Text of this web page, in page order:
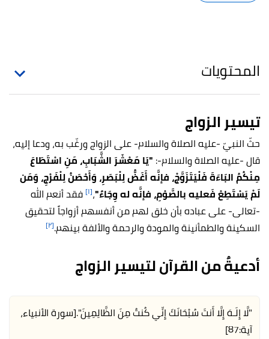
المحتويات
تيسير الزواج
حثّ النبيّ -عليه الصلاة والسلام- على الزواج ورغّب به، ودعا إليه،
قال -عليه الصلاة والسلام-: "يَا مَعْشَرَ الشَّبَابِ، مَنِ اسْتَطَاعَ
مِنْكُمُ البَاءَةَ فَلْيَتَزَوَّجْ، فإنَّه أَغَضُّ لِلْبَصَرِ، وَأَحْصَنُ لِلْفَرْجِ، وَمَن
لَمْ يَسْتَطِعْ فَعليه بالصَّوْمِ، فإنَّه له وِجَاءٌ"،[١] فقد أنعم الله
-تعالى- على عباده بأن خلق لهم من أنفسهم أزواجاً لتحقيق
السكينة والطمأنينة والمودة والرحمة والألفة بينهم.[٢]
أدعيةٌ من القرآن لتيسير الزواج
"لَّا إِلَـهَ إِلَّا أَنتَ سُبْحَانَكَ إِنِّي كُنتُ مِنَ الظَّالِمِينَ".[سورة الأنبياء،
آية:87]